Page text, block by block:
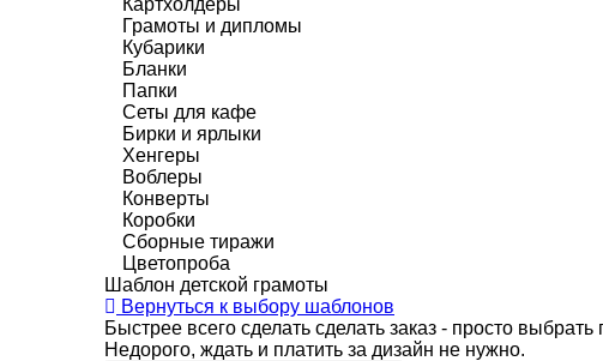
Картхолдеры
Грамоты и дипломы
Кубарики
Бланки
Папки
Сеты для кафе
Бирки и ярлыки
Хенгеры
Воблеры
Конверты
Коробки
Сборные тиражи
Цветопроба
Шаблон детской грамоты
Вернуться к выбору шаблонов
Быстрее всего сделать сделать заказ - просто
Недорого, ждать и платить за дизайн не нужно.